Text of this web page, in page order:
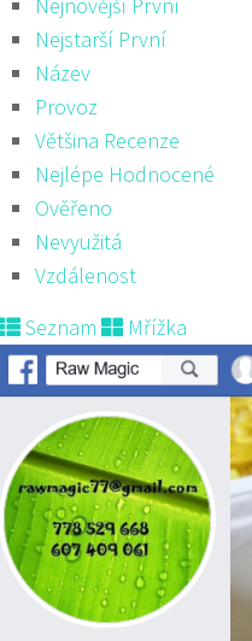
Nejstarší První
Název
Provoz
Většina Recenze
Nejlépe Hodnocené
Ověřeno
Nevyužitá
Vzdálenost
Seznam
Mřížka